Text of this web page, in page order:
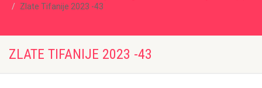
Zlate Tifanije 2023 -43
ZLATE TIFANIJE 2023 -43